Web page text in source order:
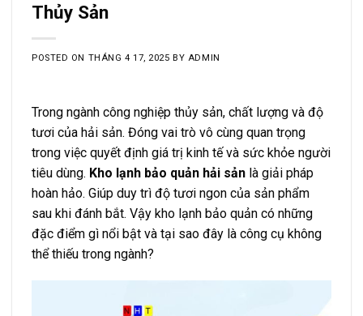
Thủy Sản
POSTED ON THÁNG 4 17, 2025 BY ADMIN
Trong ngành công nghiệp thủy sản, chất lượng và độ
tươi của hải sản. Đóng vai trò vô cùng quan trọng
trong việc quyết định giá trị kinh tế và sức khỏe người
tiêu dùng. Kho lạnh bảo quản hải sản là giải pháp
hoàn hảo. Giúp duy trì độ tươi ngon của sản phẩm
sau khi đánh bắt. Vậy kho lạnh bảo quản có những
đặc điểm gì nổi bật và tại sao đây là công cụ không
thể thiếu trong ngành?